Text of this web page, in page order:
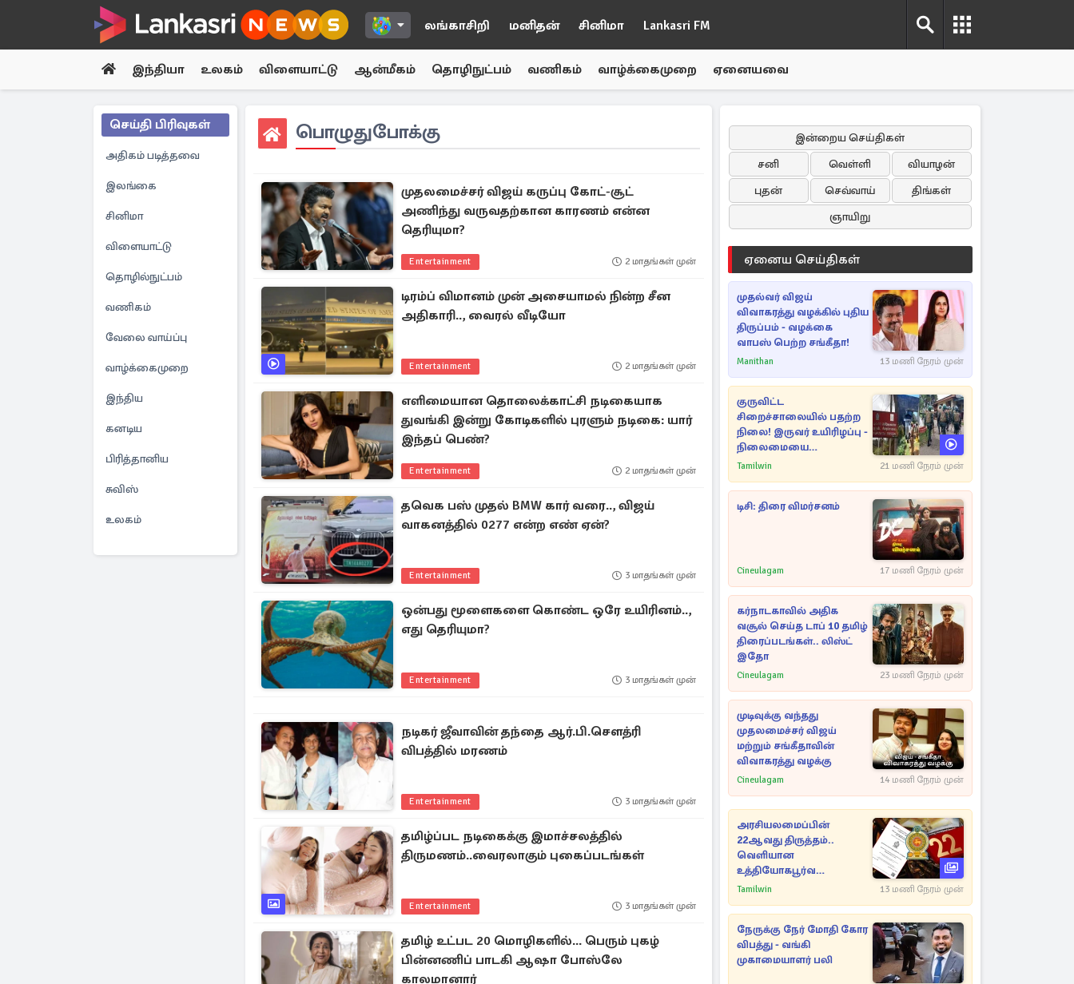
லங்காசிறி மனிதன் சினிமா Lankasri FM
இந்தியா உலகம் விளையாட்டு ஆன்மீகம் தொழிநுட்பம் வணிகம் வாழ்க்கைமுறை ஏனையவை
செய்தி பிரிவுகள்
அதிகம் படித்தவை
இலங்கை
சினிமா
விளையாட்டு
தொழில்நுட்பம்
வணிகம்
வேலை வாய்ப்பு
வாழ்க்கைமுறை
இந்திய
கனடிய
பிரித்தானிய
சுவிஸ்
உலகம்
பொழுதுபோக்கு
முதலமைச்சர் விஜய் கருப்பு கோட்-சூட்
அணிந்து வருவதற்கான காரணம் என்ன
தெரியுமா?
Entertainment 2 மாதங்கள் முன்
டிரம்ப் விமானம் முன் அசையாமல் நின்ற சீன
அதிகாரி.., வைரல் வீடியோ
Entertainment 2 மாதங்கள் முன்
எளிமையான தொலைக்காட்சி நடிகையாக
துவங்கி இன்று கோடிகளில் புரளும் நடிகை: யார்
இந்தப் பெண்?
Entertainment 2 மாதங்கள் முன்
தவெக பஸ் முதல் BMW கார் வரை.., விஜய்
வாகனத்தில் 0277 என்ற எண் ஏன்?
Entertainment 3 மாதங்கள் முன்
ஒன்பது மூளைகளை கொண்ட ஒரே உயிரினம்..,
எது தெரியுமா?
Entertainment 3 மாதங்கள் முன்
நடிகர் ஜீவாவின் தந்தை ஆர்.பி.சௌத்ரி
விபத்தில் மரணம்
Entertainment 3 மாதங்கள் முன்
தமிழ்ப்பட நடிகைக்கு இமாச்சலத்தில்
திருமணம்..வைரலாகும் புகைப்படங்கள்
Entertainment 3 மாதங்கள் முன்
தமிழ் உட்பட 20 மொழிகளில்... பெரும் புகழ்
பின்னணிப் பாடகி ஆஷா போஸ்லே
காலமானார்
இன்றைய செய்திகள்
சனி
வெள்ளி
வியாழன்
புதன்
செவ்வாய்
திங்கள்
ஞாயிறு
ஏனைய செய்திகள்
முதல்வர் விஜய்
விவாகரத்து வழக்கில் புதிய
திருப்பம் - வழக்கை
வாபஸ் பெற்ற சங்கீதா!
Manithan 13 மணி நேரம் முன்
குருவிட்ட
சிறைச்சாலையில் பதற்ற
நிலை! இருவர் உயிரிழப்பு -
நிலைமையை
கட்டுப்படுத்த பொலிஸார்
Tamilwin 21 மணி நேரம் முன்
டிசி: திரை விமர்சனம்
Cineulagam 17 மணி நேரம் முன்
கர்நாடகாவில் அதிக
வசூல் செய்த டாப் 10 தமிழ்
திரைப்படங்கள்.. லிஸ்ட்
இதோ
Cineulagam 23 மணி நேரம் முன்
முடிவுக்கு வந்தது
முதலமைச்சர் விஜய்
மற்றும் சங்கீதாவின்
விவாகரத்து வழக்கு
Cineulagam 14 மணி நேரம் முன்
அரசியலமைப்பின்
22ஆவது திருத்தம்..
வெளியான
உத்தியோகபூர்வ
அறிவிப்பு!
Tamilwin 13 மணி நேரம் முன்
நேருக்கு நேர் மோதி கோர
விபத்து - வங்கி
முகாமையாளர் பலி